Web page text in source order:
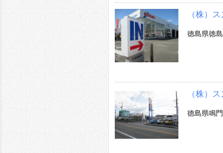
（株）
徳島県徳
（株）
徳島県鳴